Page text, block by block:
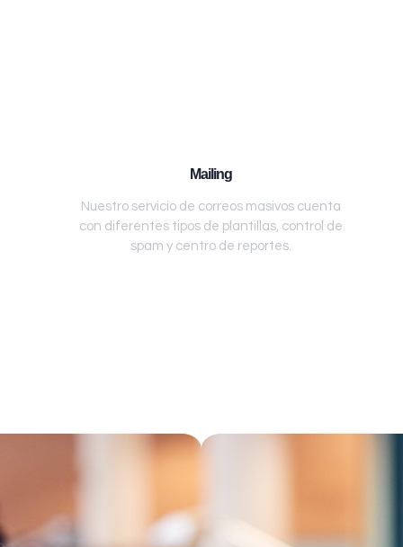
Mailing
Nuestro servicio de correos masivos cuenta
con diferentes tipos de plantillas, control de
spam y centro de reportes.